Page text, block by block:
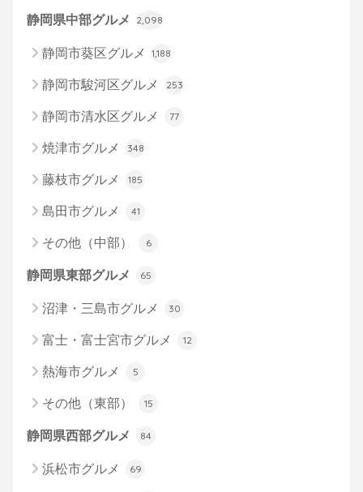
静岡県中部グルメ 2,098
静岡市葵区グルメ 1,188
静岡市駿河区グルメ 253
静岡市清水区グルメ 77
焼津市グルメ 348
藤枝市グルメ 185
島田市グルメ 41
その他（中部） 6
静岡県東部グルメ 65
沼津・三島市グルメ 30
富士・富士宮市グルメ 12
熱海市グルメ 5
その他（東部） 15
静岡県西部グルメ 84
浜松市グルメ 69